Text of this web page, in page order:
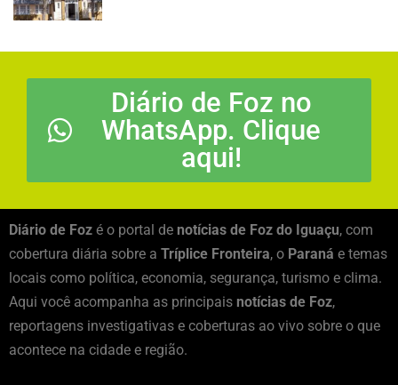
Diário de Foz no
WhatsApp. Clique
aqui!
Diário de Foz é o portal de notícias de Foz do Iguaçu, com
cobertura diária sobre a Tríplice Fronteira, o Paraná e temas
locais como política, economia, segurança, turismo e clima.
Aqui você acompanha as principais notícias de Foz,
reportagens investigativas e coberturas ao vivo sobre o que
acontece na cidade e região.